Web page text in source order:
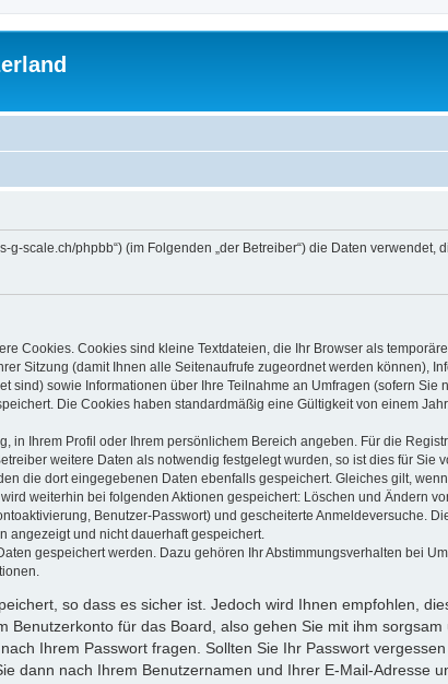
g-scale.ch/phpbb“) (im Folgenden „der Betreiber“) die Daten
Cookies. Cookies sind kleine Textdateien, die Ihr Browser als
Sitzung (damit Ihnen alle Seitenaufrufe zugeordnet werden können),
sind) sowie Informationen über Ihre Teilnahme an Umfragen (sofern Sie
Die Cookies haben standardmäßig eine Gültigkeit von einem
in Ihrem Profil oder Ihrem persönlichem Bereich angeben. Für die
weitere Daten als notwendig festgelegt wurden, so ist dies für Sie
die dort eingegebenen Daten ebenfalls gespeichert. Gleiches gilt,
weiterhin bei folgenden Aktionen gespeichert: Löschen und Ändern
Benutzer-Passwort) und gescheiterte Anmeldeversuche.
angezeigt und nicht dauerhaft gespeichert.
gespeichert werden. Dazu gehören Ihr Abstimmungsverhalten bei
so dass es sicher ist. Jedoch wird Ihnen empfohlen,
Benutzerkonto für das Board, also gehen Sie mit ihm
Ihrem Passwort fragen. Sollten Sie Ihr Passwort
dann nach Ihrem Benutzernamen und Ihrer E-Mail-Adresse